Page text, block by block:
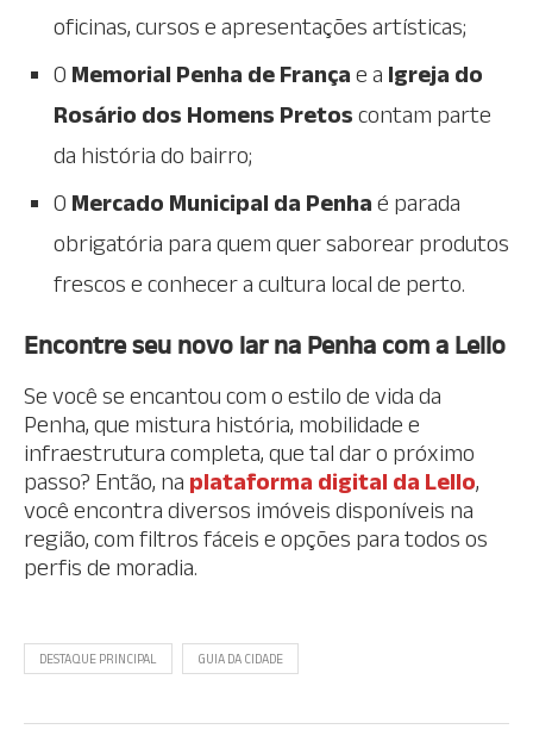
oficinas, cursos e apresentações artísticas;
O Memorial Penha de França e a Igreja do
Rosário dos Homens Pretos contam parte
da história do bairro;
O Mercado Municipal da Penha é parada
obrigatória para quem quer saborear produtos
frescos e conhecer a cultura local de perto.
Encontre seu novo lar na Penha com a Lello
Se você se encantou com o estilo de vida da
Penha, que mistura história, mobilidade e
infraestrutura completa, que tal dar o próximo
passo? Então, na plataforma digital da Lello,
você encontra diversos imóveis disponíveis na
região, com filtros fáceis e opções para todos os
perfis de moradia.
DESTAQUE PRINCIPAL GUIA DA CIDADE